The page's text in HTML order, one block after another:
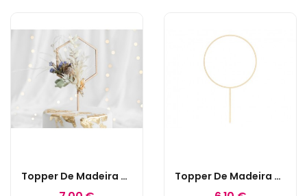
Topper De Madeira Hexagonal Topper De Madeira Circular